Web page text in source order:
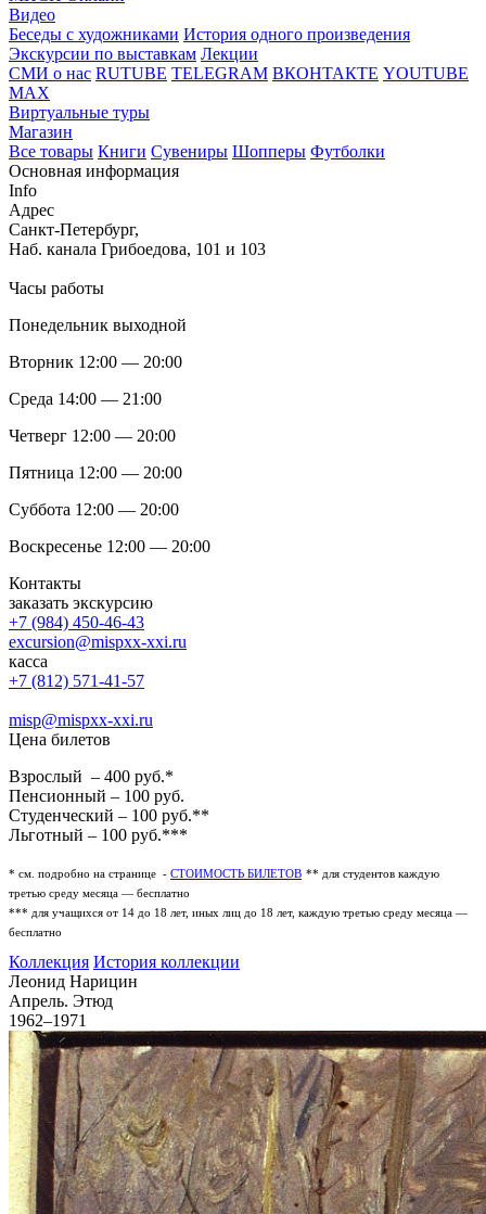
Видео
Беседы с художниками История одного произведения
Экскурсии по выставкам Лекции
СМИ о нас RUTUBE TELEGRAM ВКОНТАКТЕ YOUTUBE
MAX
Виртуальные туры
Магазин
Все товары Книги Сувениры Шопперы Футболки
Основная информация
Info
Адрес
Санкт-Петербург,
Наб. канала Грибоедова, 101 и 103
Часы работы
Понедельник выходной
Вторник 12:00 — 20:00
Среда 14:00 — 21:00
Четверг 12:00 — 20:00
Пятница 12:00 — 20:00
Суббота 12:00 — 20:00
Воскресенье 12:00 — 20:00
Контакты
заказать экскурсию
+7 (984) 450-46-43
excursion@mispxx-xxi.ru
касса
+7 (812) 571-41-57
misp@mispxx-xxi.ru
Цена билетов
Взрослый – 400 руб.*
Пенсионный – 100 руб.
Студенческий – 100 руб.**
Льготный – 100 руб.***
* см. подробно на странице - СТОИМОСТЬ БИЛЕТОВ ** для студентов каждую
третью среду месяца — бесплатно
*** для учащихся от 14 до 18 лет, иных лиц до 18 лет, каждую третью среду месяца —
бесплатно
Коллекция История коллекции
Леонид Нарицин
Апрель. Этюд
1962–1971